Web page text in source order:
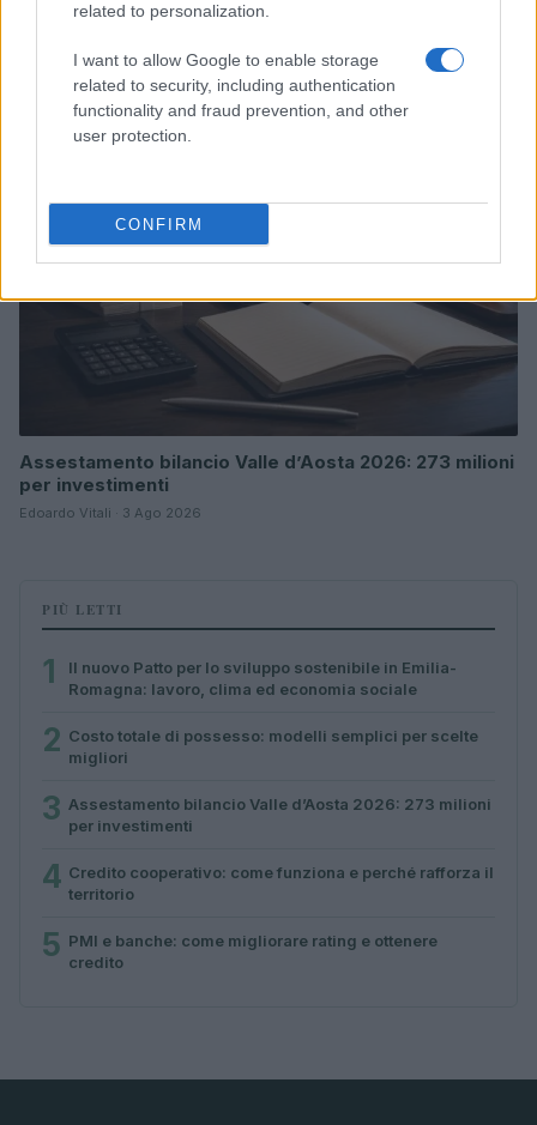
related to personalization.
I want to allow Google to enable storage
related to security, including authentication
functionality and fraud prevention, and other
user protection.
CONFIRM
Costo totale di possesso: modelli semplici per scelte
Niccolò Conforti · 4 Ago 2026
Assestamento bilancio Valle d’Aosta 2026: 273 milioni
per investimenti
Edoardo Vitali · 3 Ago 2026
PIÙ LETTI
1
Il nuovo Patto per lo sviluppo sostenibile in Emilia-
Romagna: lavoro, clima ed economia sociale
2 Costo totale di possesso: modelli semplici per scelte
migliori
3 Assestamento bilancio Valle d’Aosta 2026: 273 milioni
per investimenti
4 Credito cooperativo: come funziona e perché rafforza il
territorio
5 PMI e banche: come migliorare rating e ottenere
credito